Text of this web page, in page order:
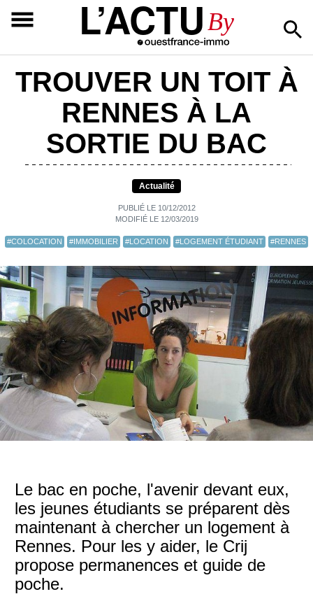
L’ACTUBy
TROUVER UN TOIT À
RENNES À LA
SORTIE DU BAC
Actualité
PUBLIÉ LE 10/12/2012
MODIFIÉ LE 12/03/2019
#COLOCATION #IMMOBILIER #LOCATION #LOGEMENT ÉTUDIANT #RENNES
Le bac en poche, l'avenir devant eux,
les jeunes étudiants se préparent dès
maintenant à chercher un logement à
Rennes. Pour les y aider, le Crij
propose permanences et guide de
poche.